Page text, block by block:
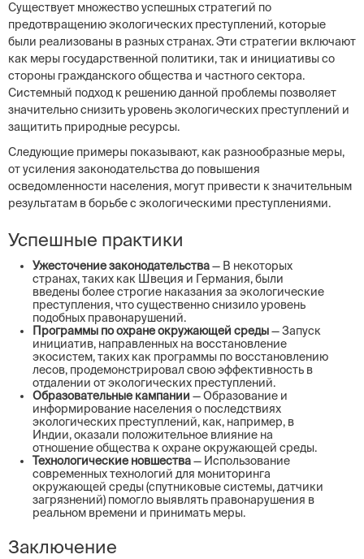
Существует множество успешных стратегий по
предотвращению экологических преступлений, которые
были реализованы в разных странах. Эти стратегии включают
как меры государственной политики, так и инициативы со
стороны гражданского общества и частного сектора.
Системный подход к решению данной проблемы позволяет
значительно снизить уровень экологических преступлений и
защитить природные ресурсы.
Следующие примеры показывают, как разнообразные меры,
от усиления законодательства до повышения
осведомленности населения, могут привести к значительным
результатам в борьбе с экологическими преступлениями.
Успешные практики
Ужесточение законодательства— В некоторых
странах, таких как Швеция и Германия, были
введены более строгие наказания за экологические
преступления, что существенно снизило уровень
подобных правонарушений.
Программы по охране окружающей среды— Запуск
инициатив, направленных на восстановление
экосистем, таких как программы по восстановлению
лесов, продемонстрировал свою эффективность в
отдалении от экологических преступлений.
Образовательные кампании — Образование и
информирование населения о последствиях
экологических преступлений, как, например, в
Индии, оказали положительное влияние на
отношение общества к охране окружающей среды.
Технологические новшества— Использование
современных технологий для мониторинга
окружающей среды (спутниковые системы, датчики
загрязнений) помогло выявлять правонарушения в
реальном времени и принимать меры.
Заключение